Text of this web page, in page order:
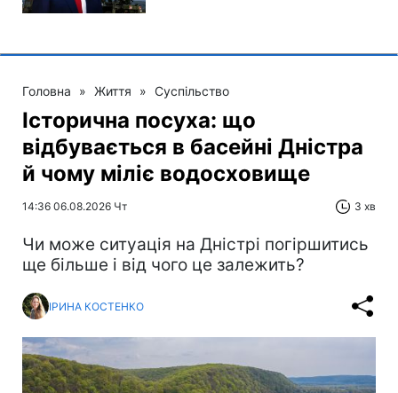
Головна » Життя » Суспільство
Історична посуха: що
відбувається в басейні Дністра
й чому міліє водосховище
14:36 06.08.2026 Чт 3 хв
Чи може ситуація на Дністрі погіршитись
ще більше і від чого це залежить?
ІРИНА КОСТЕНКО